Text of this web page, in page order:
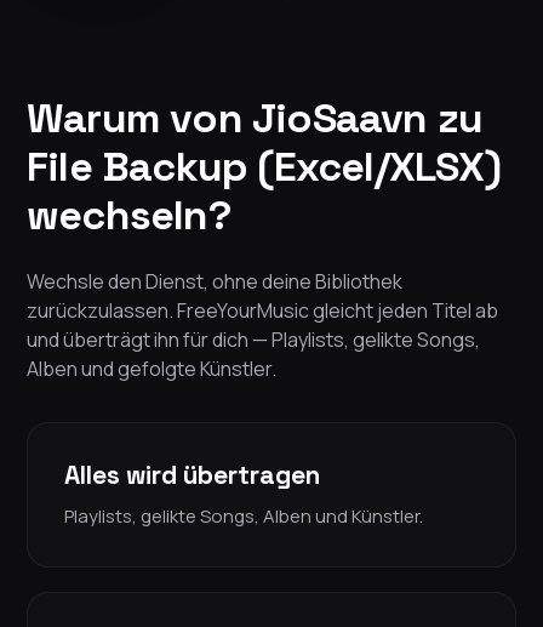
Warum von JioSaavn zu
File Backup (Excel/XLSX)
wechseln?
Wechsle den Dienst, ohne deine Bibliothek
zurückzulassen. FreeYourMusic gleicht jeden Titel ab
und überträgt ihn für dich — Playlists, gelikte Songs,
Alben und gefolgte Künstler.
Alles wird übertragen
Playlists, gelikte Songs, Alben und Künstler.